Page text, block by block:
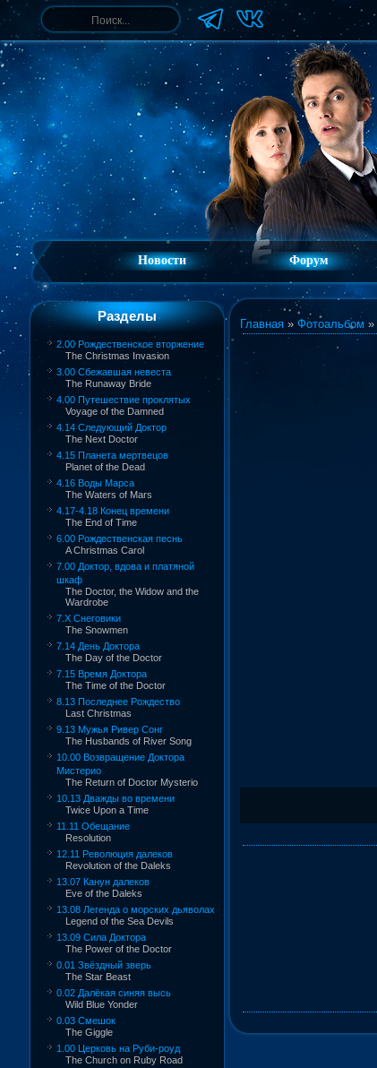
Новости Форум
Разделы
2.00 Рождественское вторжение
The Christmas Invasion
3.00 Сбежавшая невеста
The Runaway Bride
4.00 Путешествие проклятых
Voyage of the Damned
4.14 Следующий Доктор
The Next Doctor
4.15 Планета мертвецов
Planet of the Dead
4.16 Воды Марса
The Waters of Mars
4.17-4.18 Конец времени
The End of Time
6.00 Рождественская песнь
A Christmas Carol
7.00 Доктор, вдова и платяной
шкаф
The Doctor, the Widow and the
Wardrobe
7.X Снеговики
The Snowmen
7.14 День Доктора
The Day of the Doctor
7.15 Время Доктора
The Time of the Doctor
8.13 Последнее Рождество
Last Christmas
9.13 Мужья Ривер Сонг
The Husbands of River Song
10.00 Возвращение Доктора
Мистерио
The Return of Doctor Mysterio
10.13 Дважды во времени
Twice Upon a Time
11.11 Обещание
Resolution
12.11 Революция далеков
Revolution of the Daleks
13.07 Канун далеков
Eve of the Daleks
13.08 Легенда о морских дьяволах
Legend of the Sea Devils
13.09 Сила Доктора
The Power of the Doctor
0.01 Звёздный зверь
The Star Beast
0.02 Далёкая синяя высь
Wild Blue Yonder
0.03 Смешок
The Giggle
1.00 Церковь на Руби-роуд
The Church on Ruby Road
Главная » Фотоальбом »